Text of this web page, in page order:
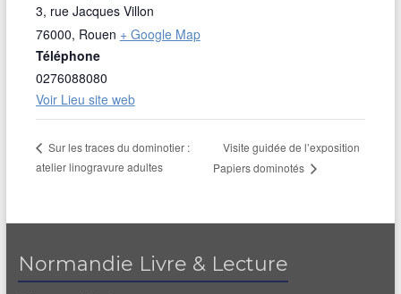
3, rue Jacques Villon
76000, Rouen + Google Map
Téléphone
0276088080
Voir Lieu site web
Sur les traces du dominotier :
atelier linogravure adultes
Visite guidée de l’exposition
Papiers dominotés
Normandie Livre & Lecture